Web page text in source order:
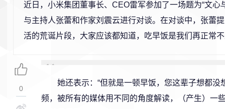
近日，小米集团董事长、CEO雷军参加了一场题为“文心
与主持人张蕾和作家刘震云进行对谈。在对谈中，张蕾
活的荒诞片段，大家应该都知道，吃早饭是我们再正常
她还表示：“但就是一顿早饭，您这辈子想都
频，被所有的媒体用不同的角度解读，（产生）一
0